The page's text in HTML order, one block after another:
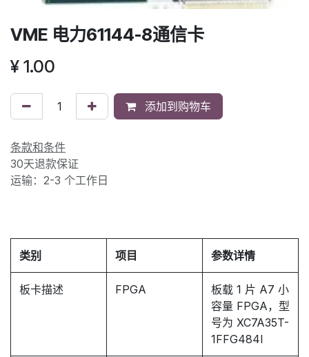
VME 电力61144-8通信卡
¥ 1.00
添加到购物车
条款和条件
30天退款保证
运输：2-3 个工作日
类别 项目 参数详情
板卡描述 FPGA
板载 1 片 A7 小
容量 FPGA，型
号为 XC7A35T-
1FFG484I